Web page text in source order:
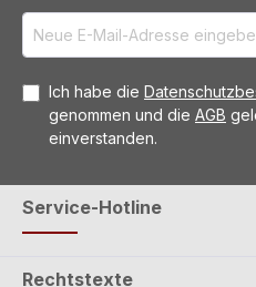
Ich habe die
genommen und die AGB
einverstanden.
Service-Hotline
Rechtstexte